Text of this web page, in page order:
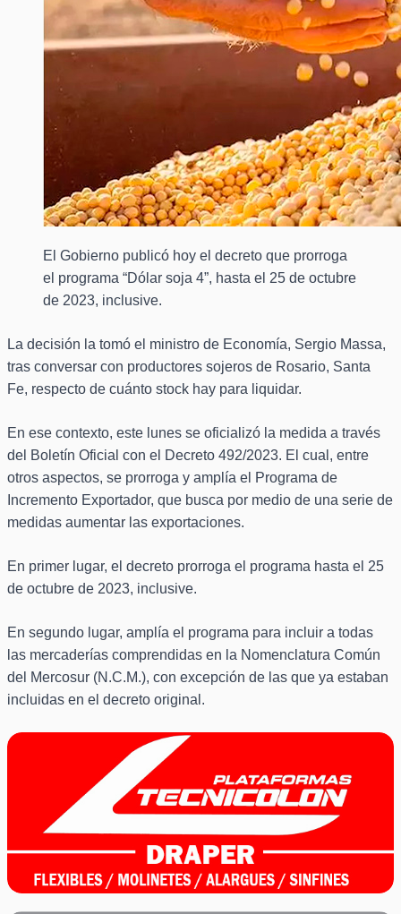
El Gobierno publicó hoy el decreto que prorroga
el programa “Dólar soja 4”, hasta el 25 de octubre
de 2023, inclusive.
La decisión la tomó el ministro de Economía, Sergio Massa,
tras conversar con productores sojeros de Rosario, Santa
Fe, respecto de cuánto stock hay para liquidar.
En ese contexto, este lunes se oficializó la medida a través
del Boletín Oficial con el Decreto 492/2023. El cual, entre
otros aspectos, se prorroga y amplía el Programa de
Incremento Exportador, que busca por medio de una serie de
medidas aumentar las exportaciones.
En primer lugar, el decreto prorroga el programa hasta el 25
de octubre de 2023, inclusive.
En segundo lugar, amplía el programa para incluir a todas
las mercaderías comprendidas en la Nomenclatura Común
del Mercosur (N.C.M.), con excepción de las que ya estaban
incluidas en el decreto original.